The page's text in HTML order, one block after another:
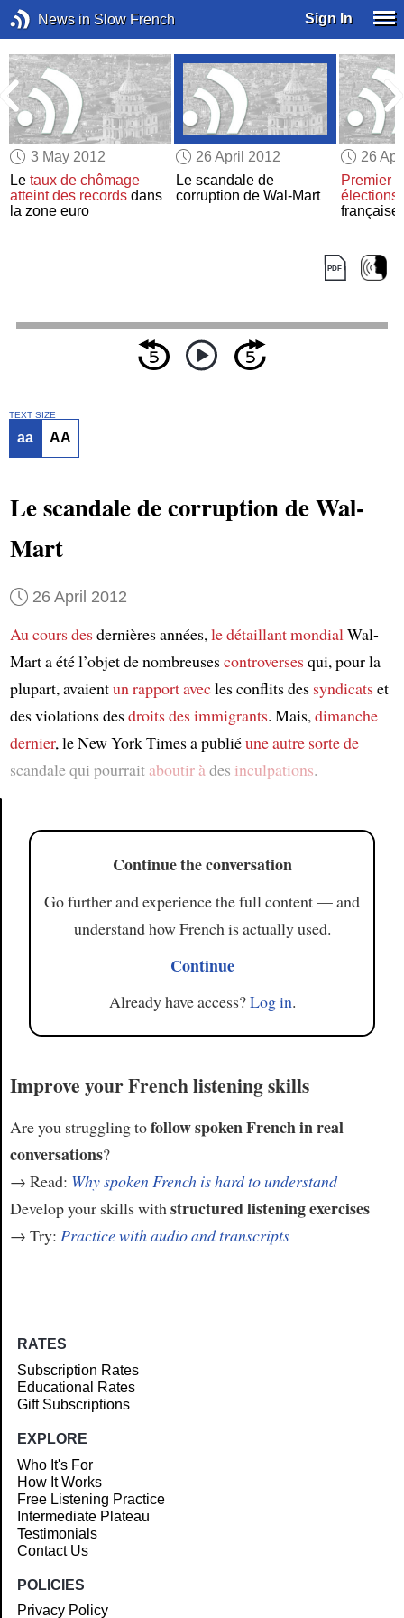
News in Slow French Sign In
3 May 2012
Letaux de chômage
atteint des records dans
la zone euro
26 April 2012
Le scandale de
corruption de Wal-Mart
26
Premier
élections
TEXT SIZE
aa AA
Le scandale de corruption de Wal-
Mart
26 April 2012
Au cours desdernières années,le détaillant mondialWal-
Mart a été l’objet de nombreusescontroversesqui, pour la
plupart, avaientun rapport avecles conflits des syndicatset
des violations desdroits des immigrants. Mais,dimanche
dernier, le New York Times a publiéune autre sorte de
scandale qui pourrait aboutir àdes inculpations.
Continue the conversation
Go further and experience the full content — and
understand how French is actually used.
Continue
Already have access?Log in.
Improve your French listening skills
Are you struggling tofollow spoken French in real
conversations?
→ Read: Why spoken French is hard to understand
Develop your skills with structured listening exercises
→ Try: Practice with audio and transcripts
RATES
Subscription Rates
Educational Rates
Gift Subscriptions
EXPLORE
Who It's For
How It Works
Free Listening Practice
Intermediate Plateau
Testimonials
Contact Us
POLICIES
Privacy Policy